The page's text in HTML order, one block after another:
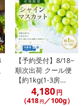
ございます。
によってご指定できる
す。
をご利用いただけませ
【予約受付】8/18~
順次出荷 クール便
【約1kg(1-3房...
4,180円
（418 円／100g）